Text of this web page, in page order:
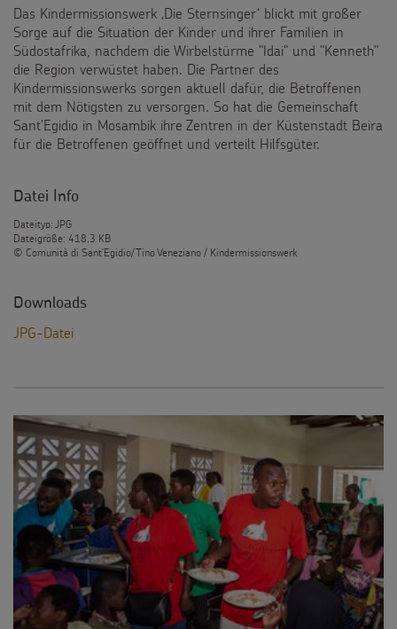
Testamentsspende
FAQ Spenden
Das Kindermissionswerk ‚Die Sternsinger‘ blickt mit großer
Sorge auf die Situation der Kinder und ihrer Familien in
Südostafrika, nachdem die Wirbelstürme "Idai" und "Kenneth"
die Region verwüstet haben. Die Partner des
Kindermissionswerks sorgen aktuell dafür, die Betroffenen
mit dem Nötigsten zu versorgen. So hat die Gemeinschaft
Sant’Egidio in Mosambik ihre Zentren in der Küstenstadt Beira
für die Betroffenen geöffnet und verteilt Hilfsgüter.
Datei Info
Dateityp: JPG
Dateigröße: 418,3 KB
© Comunità di Sant’Egidio/Tino Veneziano / Kindermissionswerk
Downloads
JPG-Datei